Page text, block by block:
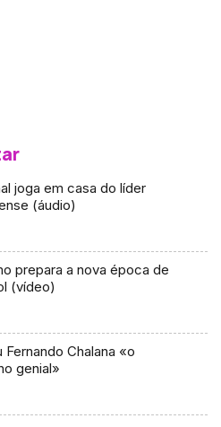
joga em casa do líder
(áudio)
prepara a nova época de
(vídeo)
Fernando Chalana «o
genial»